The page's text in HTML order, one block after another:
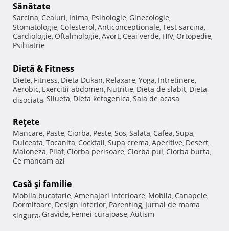
Sănătate
Sarcina, Ceaiuri, Inima, Psihologie, Ginecologie,
Stomatologie, Colesterol, Anticonceptionale, Test sarcina,
Cardiologie, Oftalmologie, Avort, Ceai verde, HIV, Ortopedie,
Psihiatrie
Dietă & Fitness
Diete, Fitness, Dieta Dukan, Relaxare, Yoga, Intretinere,
Aerobic, Exercitii abdomen, Nutritie, Dieta de slabit, Dieta
disociata, Silueta, Dieta ketogenica, Sala de acasa
Reţete
Mancare, Paste, Ciorba, Peste, Sos, Salata, Cafea, Supa,
Dulceata, Tocanita, Cocktail, Supa crema, Aperitive, Desert,
Maioneza, Pilaf, Ciorba perisoare, Ciorba pui, Ciorba burta,
Ce mancam azi
Casă şi familie
Mobila bucatarie, Amenajari interioare, Mobila, Canapele,
Dormitoare, Design interior, Parenting, Jurnal de mama
singura, Gravide, Femei curajoase, Autism